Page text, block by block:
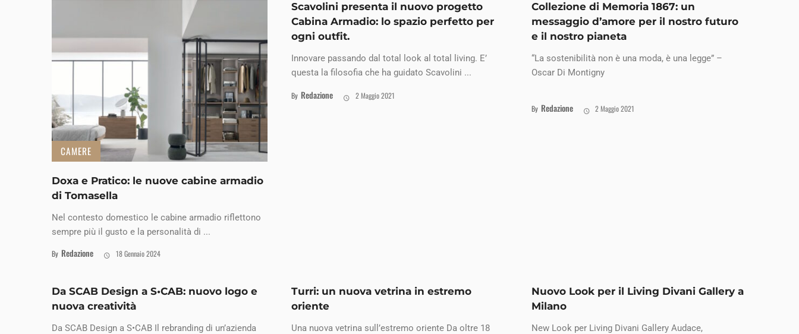
CAMERE
Doxa e Pratico: le nuove cabine armadio
di Tomasella
Nel contesto domestico le cabine armadio riflettono
sempre più il gusto e la personalità di ...
By Redazione 18 Gennaio 2024
Scavolini presenta il nuovo progetto
Cabina Armadio: lo spazio perfetto per
ogni outfit.
Innovare passando dal total look al total living. E’
questa la filosofia che ha guidato Scavolini ...
By Redazione 2 Maggio 2021
Collezione di Memoria 1867: un
messaggio d’amore per il nostro futuro
e il nostro pianeta
“La sostenibilità non è una moda, è una legge” –
Oscar Di Montigny
By Redazione 2 Maggio 2021
Da SCAB Design a S•CAB: nuovo logo e
nuova creatività
Da SCAB Design a S•CAB Il rebranding di un’azienda
Turri: un nuova vetrina in estremo
oriente
Una nuova vetrina sull’estremo oriente Da oltre 18
Nuovo Look per il Living Divani Gallery a
Milano
New Look per Living Divani Gallery Audace,